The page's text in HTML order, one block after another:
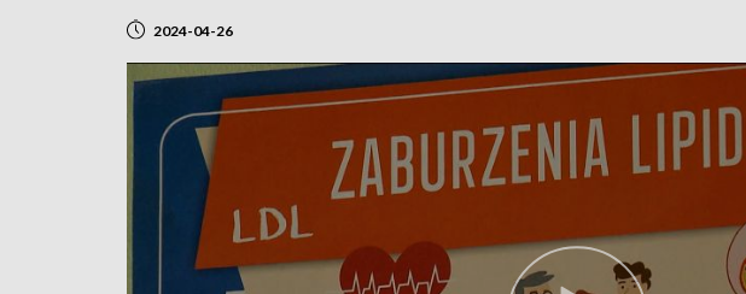
2024-04-26